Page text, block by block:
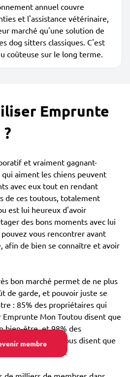
membre
annuel couvre
et l'assistance vétérinaire,
marché qu'une solution de
dog sitters classiques. C'est
coûteuse sur le long terme.
Emprunte
et vraiment gagnant-
aiment les chiens peuvent
avec eux tout en rendant
de ces toutous, totalement
est lui heureux d'avoir
des bons moments avec lui
vous rencontrer avant
afin de bien se connaître et avoir
bon marché permet de ne plus
de garde, et pouvoir juste se
: 85% des propriétaires qui
Mon Toutou disent que
bien-être, et 98% des
d'un toutou nous disent que
propre bien-être.